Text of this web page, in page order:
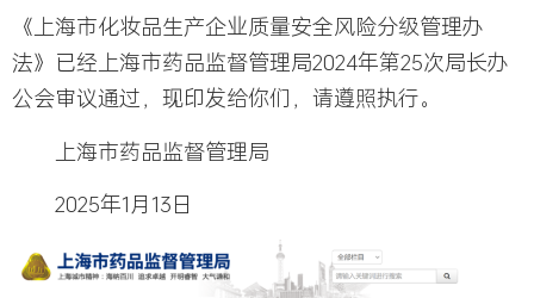
《上海市化妆品生产企业质量安全风险分级管理办
法》已经上海市药品监督管理局2024年第25次局长办
公会审议通过，现印发给你们，请遵照执行。
上海市药品监督管理局
2025年1月13日